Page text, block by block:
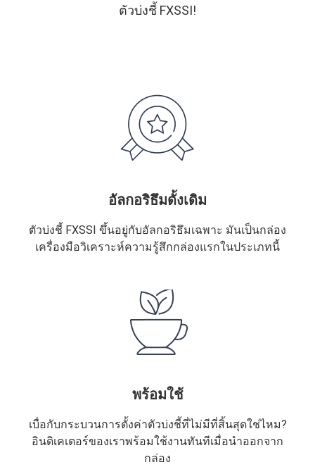
ตัวบ่งชี้ FXSSI!
อัลกอริธึมดั้งเดิม
ตัวบ่งชี้ FXSSI ขึ้นอยู่กับอัลกอริธึมเฉพาะ มันเป็นกล่อง
เครื่องมือวิเคราะห์ความรู้สึกกล่องแรกในประเภทนี้
พร้อมใช้
เบื่อกับกระบวนการตั้งค่าตัวบ่งชี้ที่ไม่มีที่สิ้นสุดใช่ไหม?
อินดิเคเตอร์ของเราพร้อมใช้งานทันทีเมื่อนำออกจาก
กล่อง